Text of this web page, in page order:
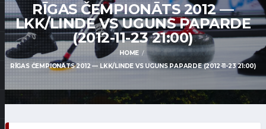
RĪGAS ČEMPIONĀTS 2012 —
LKK/LINDE VS UGUNS PAPARDE
(2012-11-23 21:00)
HOME
RĪGAS ČEMPIONĀTS 2012 — LKK/LINDE VS UGUNS PAPARDE (2012-11-23 21:00)